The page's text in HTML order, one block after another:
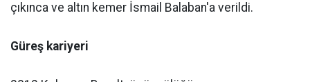
çıkınca ve altın kemer İsmail Balaban'a verildi.
Güreş kariyeri